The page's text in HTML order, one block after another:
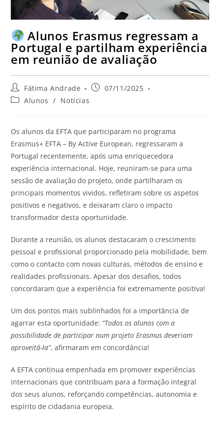
Alunos Erasmus regressam a
Portugal e partilham experiência
em reunião de avaliação
Fátima Andrade
07/11/2025
Alunos / Notícias
Os alunos da EFTA que participaram no programa
Erasmus+ EFTA – By Active European, regressaram a
Portugal recentemente, após uma enriquecedora
experiência internacional. Hoje, reuniram-se para uma
sessão de avaliação do projeto, onde partilharam os
principais momentos vividos, refletiram sobre os aspetos
positivos e negativos, e deixaram claro o impacto
transformador desta oportunidade.
Durante a reunião, os alunos destacaram o crescimento
pessoal e profissional proporcionado pela mobilidade, bem
como o contacto com novas culturas, métodos de ensino e
realidades profissionais. Apesar dos desafios, todos
concordaram que a experiência foi extremamente positiva!
Um dos pontos mais sublinhados foi a importância de
agarrar esta oportunidade: “Todos os alunos com a
possibilidade de participar num projeto Erasmus deveriam
aproveitá-la”, afirmaram em concordância!
A EFTA continua empenhada em promover experiências
internacionais que contribuam para a formação integral
dos seus alunos, reforçando competências, autonomia e
espírito de cidadania europeia.